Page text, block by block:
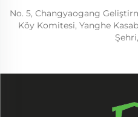
No. 5, Changyaogang
Köy Komitesi, Yanghe